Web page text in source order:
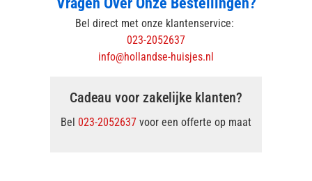
Bel direct met onze klantenservice:
023-2052637
info@hollandse-huisjes.nl
Cadeau voor zakelijke klanten?
Bel 023-2052637 voor een offerte op maat